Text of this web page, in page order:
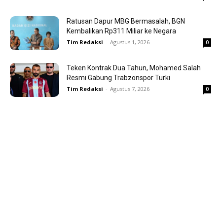
Ratusan Dapur MBG Bermasalah, BGN
Kembalikan Rp311 Miliar ke Negara
Tim Redaksi - Agustus 1, 2026 0
Teken Kontrak Dua Tahun, Mohamed Salah
Resmi Gabung Trabzonspor Turki
Tim Redaksi - Agustus 7, 2026 0